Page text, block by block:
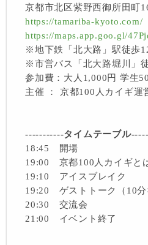
京都市北区紫野西御所田町
https://tamariba-kyoto.com/
https://maps.app.goo.gl/
※地下鉄「北大路」駅徒歩
※市営バス「北大路堀川」
参加費：大人1,000円 学生
主催 ： 京都100人カイギ運
-----------タイムテーブル
18:45 開場
19:00 京都100人カイギと
19:10 アイスブレイク
19:20 ゲストトーク（10分
20:30 交流会
21:00 イベント終了